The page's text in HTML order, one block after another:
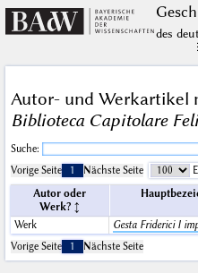
des
Autor- und Werkartikel
Biblioteca Capitolare
Suche:
Vorige Seite
1 Nächste Seite
Autor oder
Werk?
Werk Gesta Friderici I
Vorige Seite
1 Nächste Seite